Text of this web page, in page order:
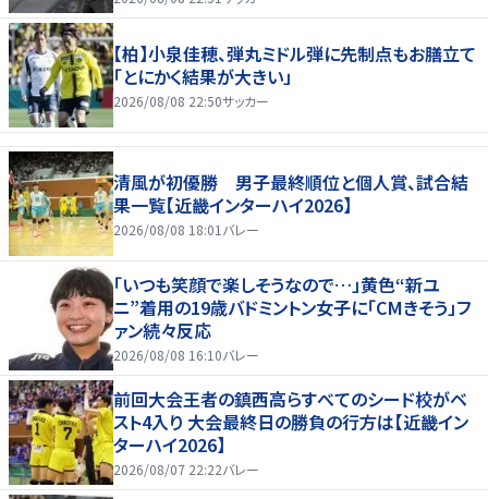
【柏】小泉佳穂、弾丸ミドル弾に先制点もお膳立て
「とにかく結果が大きい」
2026/08/08 22:50サッカー
清風が初優勝 男子最終順位と個人賞、試合結
果一覧【近畿インターハイ2026】
2026/08/08 18:01 バレー
「いつも笑顔で楽しそうなので…」黄色“新ユ
ニ”着用の19歳バドミントン女子に「CMきそう」フ
ァン続々反応
2026/08/08 16:10バレー
前回大会王者の鎮西高らすべてのシード校がベ
スト4入り 大会最終日の勝負の行方は【近畿イン
ターハイ2026】
2026/08/07 22:22バレー